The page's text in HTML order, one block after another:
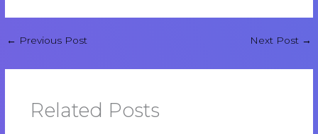
← Previous Post Next Post →
Related Posts